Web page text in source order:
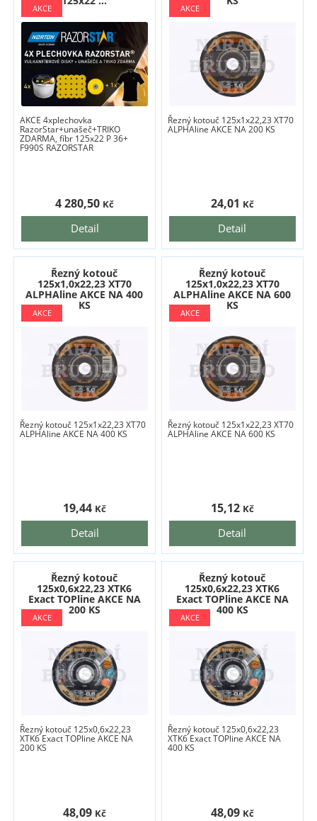
AKCE 4xplechovka
RazorStar+unašeč+TRIKO
ZDARMA, fíbr 125x22 P 36+
F990S RAZORSTAR
Detail
4 280,50 Kč
Řezný kotouč 125x1x22,23 XT70
ALPHAline AKCE NA 200 KS
Detail
24,01 Kč
Řezný kotouč
125x1,0x22,23 XT70
ALPHAline AKCE NA 400
KS
Řezný kotouč 125x1x22,23 XT70
ALPHAline AKCE NA 400 KS
Detail
19,44 Kč
Řezný kotouč
125x1,0x22,23 XT70
ALPHAline AKCE NA 600
KS
Řezný kotouč 125x1x22,23 XT70
ALPHAline AKCE NA 600 KS
Detail
15,12 Kč
Řezný kotouč
125x0,6x22,23 XTK6
Exact TOPline AKCE NA
200 KS
Řezný kotouč 125x0,6x22,23
XTK6 Exact TOPline AKCE NA
200 KS
48,09 Kč
Řezný kotouč
125x0,6x22,23 XTK6
Exact TOPline AKCE NA
400 KS
Řezný kotouč 125x0,6x22,23
XTK6 Exact TOPline AKCE NA
400 KS
48,09 Kč